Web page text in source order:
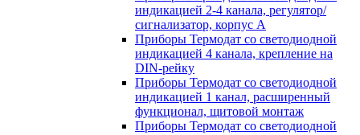
индикацией 2-4 канала, регулятор/
сигнализатор, корпус А
Приборы Термодат со светодиодной
индикацией 4 канала, крепление на
DIN-рейку
Приборы Термодат со светодиодной
индикацией 1 канал, расширенный
функционал, щитовой монтаж
Приборы Термодат со светодиодной